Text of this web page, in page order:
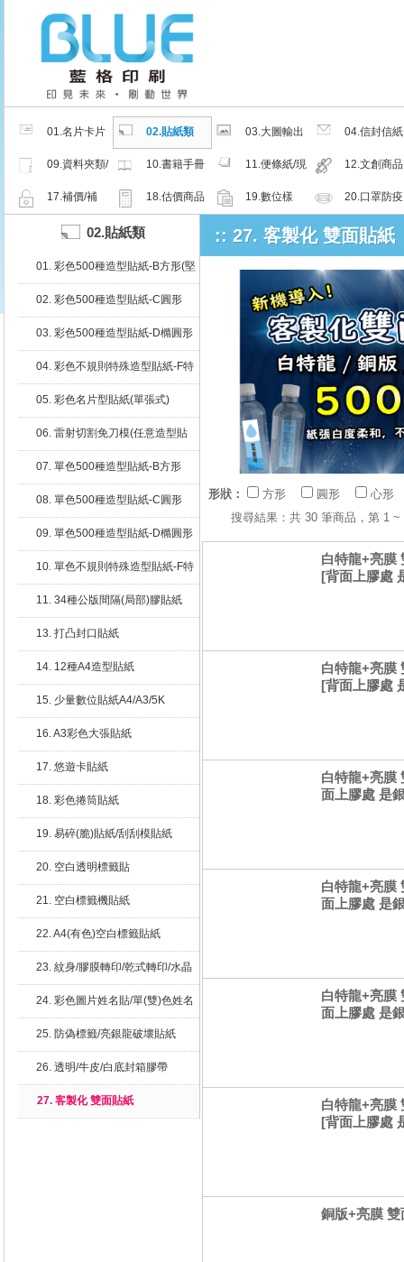
01.名片卡片
02.貼紙類
03.大圖輸出
04.信封信紙
09.資料夾類/
夾鏈密封袋
10.書籍手冊
11.便條紙/現
成品
12.文創商品
17.補價/補
18.估價商品 19.數位樣
20.口罩防疫
02.貼紙類
01. 彩色500種造型貼紙-B方形(堅
02. 彩色500種造型貼紙-C圓形
03. 彩色500種造型貼紙-D橢圓形
04. 彩色不規則特殊造型貼紙-F特
05. 彩色名片型貼紙(單張式)
06. 雷射切割免刀模(任意造型貼
07. 單色500種造型貼紙-B方形
08. 單色500種造型貼紙-C圓形
09. 單色500種造型貼紙-D橢圓形
10. 單色不規則特殊造型貼紙-F特
11. 34種公版間隔(局部)膠貼紙
13. 打凸封口貼紙
14. 12種A4造型貼紙
15. 少量數位貼紙A4/A3/5K
16. A3彩色大張貼紙
17. 悠遊卡貼紙
18. 彩色捲筒貼紙
19. 易碎(脆)貼紙/刮刮模貼紙
20. 空白透明標籤貼
21. 空白標籤機貼紙
22. A4(有色)空白標籤貼紙
23. 紋身/膠膜轉印/乾式轉印/水晶
24. 彩色圖片姓名貼/單(雙)色姓名
25. 防偽標籤/亮銀龍破壞貼紙
26. 透明/牛皮/白底封箱膠帶
27. 客製化 雙面貼紙
:: 27. 客製化 雙面貼紙
形狀： 方形 圓形
心形
搜尋結果：共 30 筆商品，
白特龍+亮膜
[背面上膠處
白特龍+亮膜
[背面上膠處
白特龍+亮膜
面上膠處 是
白特龍+亮膜
面上膠處 是
白特龍+亮膜
面上膠處 是
白特龍+亮膜
[背面上膠處
銅版+亮膜